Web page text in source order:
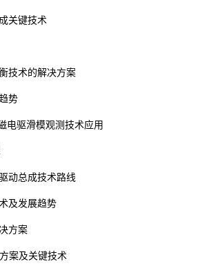
关键技术
技术的解决方案
势
电驱滑模观测技术应用
动总成技术路线
及发展趋势
方案
案及关键技术